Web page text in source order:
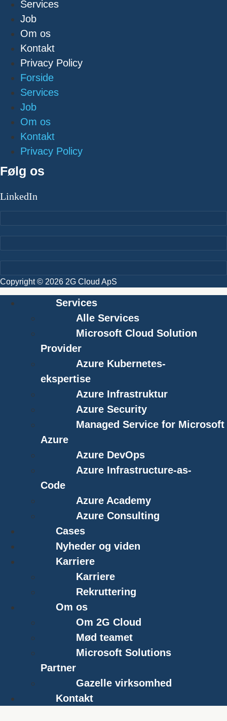
Services
Job
Om os
Kontakt
Privacy Policy
Forside
Services
Job
Om os
Kontakt
Privacy Policy
Følg os
LinkedIn
Copyright © 2026 2G Cloud ApS
Services
Alle Services
Microsoft Cloud Solution
Provider
Azure Kubernetes-
ekspertise
Azure Infrastruktur
Azure Security
Managed Service for Microsoft
Azure
Azure DevOps
Azure Infrastructure-as-
Code
Azure Academy
Azure Consulting
Cases
Nyheder og viden
Karriere
Karriere
Rekruttering
Om os
Om 2G Cloud
Mød teamet
Microsoft Solutions
Partner
Gazelle virksomhed
Kontakt